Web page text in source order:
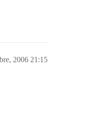
2006 21:15